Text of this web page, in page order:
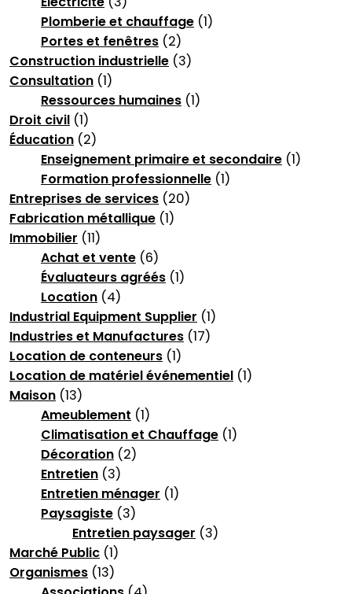
Plomberie et chauffage (1)
Portes et fenêtres (2)
Construction industrielle (3)
Consultation (1)
Ressources humaines (1)
Droit civil (1)
Éducation (2)
Enseignement primaire et secondaire (1)
Formation professionnelle (1)
Entreprises de services (20)
Fabrication métallique (1)
Immobilier (11)
Achat et vente (6)
Évaluateurs agréés (1)
Location (4)
Industrial Equipment Supplier (1)
Industries et Manufactures (17)
Location de conteneurs (1)
Location de matériel événementiel (1)
Maison (13)
Ameublement (1)
Climatisation et Chauffage (1)
Décoration (2)
Entretien (3)
Entretien ménager (1)
Paysagiste (3)
Entretien paysager (3)
Marché Public (1)
Organismes (13)